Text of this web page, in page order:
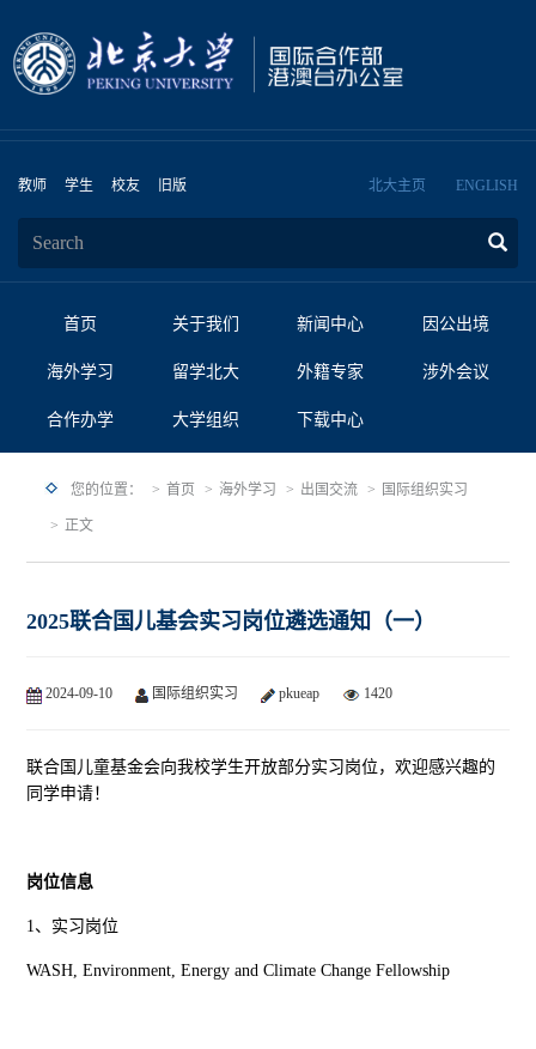
教师 学生 校友 旧版 北大主页 ENGLISH
首页 关于我们 新闻中心 因公出境
海外学习 留学北大 外籍专家 涉外会议
合作办学 大学组织 下载中心
您的位置： 首页 海外学习 出国交流 国际组织实习
正文
2025联合国儿基会实习岗位遴选通知（一）
2024-09-10 国际组织实习 pkueap 1420
联合国儿童基金会向我校学生开放部分实习岗位，欢迎感兴趣的
同学申请！
岗位信息
1、实习岗位
WASH, Environment, Energy and Climate Change Fellowship